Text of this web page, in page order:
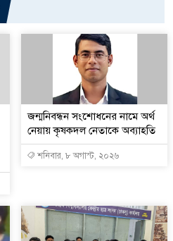
জন্মনিবন্ধন সংশোধনের নামে অর্থ
নেয়ায় কৃষকদল নেতাকে অব্যাহতি
শনিবার, ৮ অগাস্ট, ২০২৬